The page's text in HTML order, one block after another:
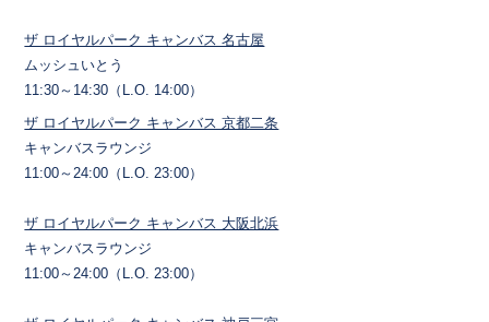
ザ ロイヤルパーク キャンバス 名古屋
ムッシュいとう
11:30～14:30（L.O. 14:00）
ザ ロイヤルパーク キャンバス 京都二条
キャンバスラウンジ
11:00～24:00（L.O. 23:00）
ザ ロイヤルパーク キャンバス 大阪北浜
キャンバスラウンジ
11:00～24:00（L.O. 23:00）